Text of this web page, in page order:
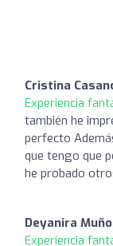
Cristina
Experiencia
también he
perfecto
que tengo que
he probado
Deyanira
Experiencia